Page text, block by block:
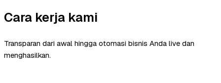
Cara kerja kami
Transparan dari awal hingga otomasi bisnis Anda live dan
menghasilkan.